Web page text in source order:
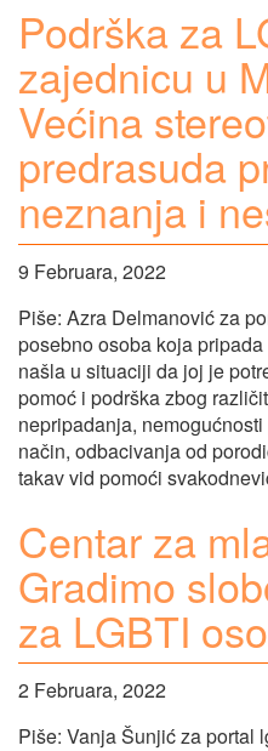
Podrška za
zajednicu u
Većina
predrasuda
neznanja i
9 Februara, 2022
Piše: Azra Delmanović za
posebno osoba koja
našla u situaciji da joj je
pomoć i podrška zbog
nepripadanja,
način, odbacivanja od
takav vid pomoći
Centar za
Gradimo
za LGBTI
2 Februara, 2022
Piše: Vanja Šunjić za portal